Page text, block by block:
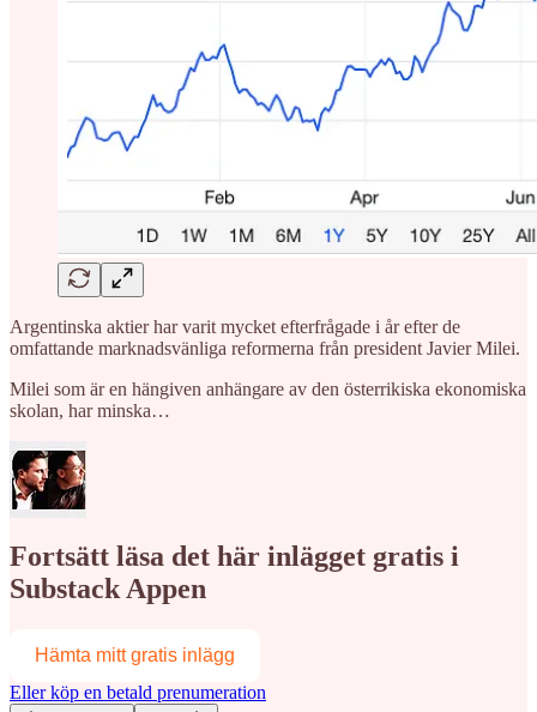
Argentinska aktier har varit mycket efterfrågade i år efter de
omfattande marknadsvänliga reformerna från president Javier Milei.
Milei som är en hängiven anhängare av den österrikiska ekonomiska
skolan, har minska…
Fortsätt läsa det här inlägget gratis i
Substack Appen
Hämta mitt gratis inlägg
Eller köp en betald prenumeration